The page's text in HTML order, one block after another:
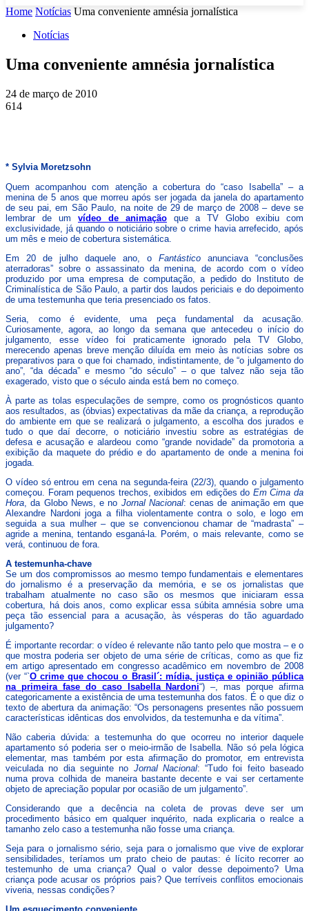
Home Notícias Uma conveniente amnésia jornalística
Notícias
Uma conveniente amnésia jornalística
24 de março de 2010
614
* Sylvia Moretzsohn
Quem acompanhou com atenção a cobertura do “caso Isabella” – a
menina de 5 anos que morreu após ser jogada da janela do apartamento
de seu pai, em São Paulo, na noite de 29 de março de 2008 – deve se
lembrar de um vídeo de animação que a TV Globo exibiu com
exclusividade, já quando o noticiário sobre o crime havia arrefecido, após
um mês e meio de cobertura sistemática.
Em 20 de julho daquele ano, o Fantástico anunciava “conclusões
aterradoras” sobre o assassinato da menina, de acordo com o vídeo
produzido por uma empresa de computação, a pedido do Instituto de
Criminalística de São Paulo, a partir dos laudos periciais e do depoimento
de uma testemunha que teria presenciado os fatos.
Seria, como é evidente, uma peça fundamental da acusação.
Curiosamente, agora, ao longo da semana que antecedeu o início do
julgamento, esse vídeo foi praticamente ignorado pela TV Globo,
merecendo apenas breve menção diluída em meio às notícias sobre os
preparativos para o que foi chamado, indistintamente, de “o julgamento do
ano”, “da década” e mesmo “do século” – o que talvez não seja tão
exagerado, visto que o século ainda está bem no começo.
À parte as tolas especulações de sempre, como os prognósticos quanto
aos resultados, as (óbvias) expectativas da mãe da criança, a reprodução
do ambiente em que se realizará o julgamento, a escolha dos jurados e
tudo o que daí decorre, o noticiário investiu sobre as estratégias de
defesa e acusação e alardeou como “grande novidade” da promotoria a
exibição da maquete do prédio e do apartamento de onde a menina foi
jogada.
O vídeo só entrou em cena na segunda-feira (22/3), quando o julgamento
começou. Foram pequenos trechos, exibidos em edições do Em Cima da
Hora , da Globo News, e no Jornal Nacional: cenas de animação em que
Alexandre Nardoni joga a filha violentamente contra o solo, e logo em
seguida a sua mulher – que se convencionou chamar de “madrasta” –
agride a menina, tentando esganá-la. Porém, o mais relevante, como se
verá, continuou de fora.
A testemunha-chave
Se um dos compromissos ao mesmo tempo fundamentais e elementares
do jornalismo é a preservação da memória, e se os jornalistas que
trabalham atualmente no caso são os mesmos que iniciaram essa
cobertura, há dois anos, como explicar essa súbita amnésia sobre uma
peça tão essencial para a acusação, às vésperas do tão aguardado
julgamento?
É importante recordar: o vídeo é relevante não tanto pelo que mostra – e o
que mostra poderia ser objeto de uma série de críticas, como as que fiz
em artigo apresentado em congresso acadêmico em novembro de 2008
(ver “`O crime que chocou o Brasil´: mídia, justiça e opinião pública
na primeira fase do caso Isabella Nardoni“) –, mas porque afirma
categoricamente a existência de uma testemunha dos fatos. É o que diz o
texto de abertura da animação: “Os personagens presentes não possuem
características idênticas dos envolvidos, da testemunha e da vítima”.
Não caberia dúvida: a testemunha do que ocorreu no interior daquele
apartamento só poderia ser o meio-irmão de Isabella. Não só pela lógica
elementar, mas também por esta afirmação do promotor, em entrevista
veiculada no dia seguinte no Jornal Nacional: “Tudo foi feito baseado
numa prova colhida de maneira bastante decente e vai ser certamente
objeto de apreciação popular por ocasião de um julgamento”.
Considerando que a decência na coleta de provas deve ser um
procedimento básico em qualquer inquérito, nada explicaria o realce a
tamanho zelo caso a testemunha não fosse uma criança.
Seja para o jornalismo sério, seja para o jornalismo que vive de explorar
sensibilidades, teríamos um prato cheio de pautas: é lícito recorrer ao
testemunho de uma criança? Qual o valor desse depoimento? Uma
criança pode acusar os próprios pais? Que terríveis conflitos emocionais
viveria, nessas condições?